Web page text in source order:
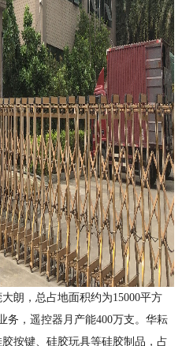
朗，总占地面积约为15000平方
务，遥控器月产能400万支。华耘
胶按键、硅胶玩具等硅胶制品，占